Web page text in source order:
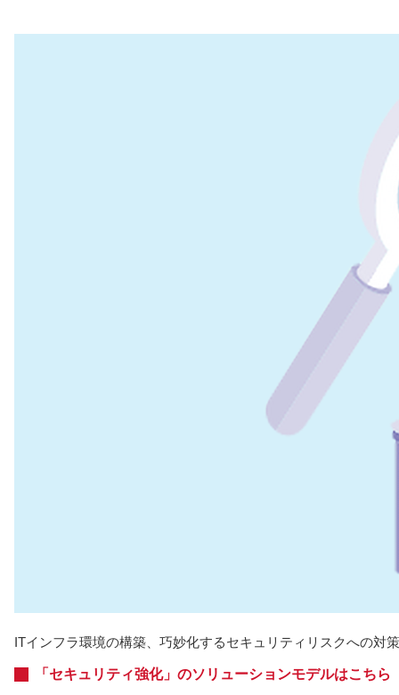
ITインフラ環境の構築、巧妙化するセキュリティリスクへの対
「セキュリティ強化」のソリューションモデルはこちら